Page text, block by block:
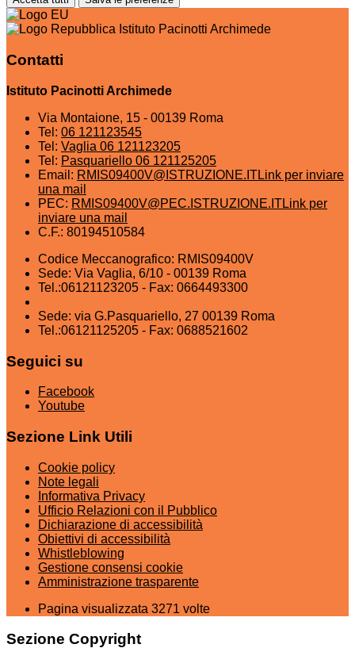
Istituto Pacinotti Archimede
Contatti
Istituto Pacinotti Archimede
Via Montaione, 15 - 00139 Roma
Tel: 06 121123545
Tel: Vaglia 06 121123205
Tel: Pasquariello 06 121125205
Email: RMIS09400V@ISTRUZIONE.ITLink per inviare
una mail
PEC: RMIS09400V@PEC.ISTRUZIONE.ITLink per
inviare una mail
C.F.: 80194510584
Codice Meccanografico: RMIS09400V
Sede: Via Vaglia, 6/10 - 00139 Roma
Tel.:06121123205 - Fax: 0664493300
Sede: via G.Pasquariello, 27 00139 Roma
Tel.:06121125205 - Fax: 0688521602
Seguici su
Facebook
Youtube
Sezione Link Utili
Cookie policy
Note legali
Informativa Privacy
Ufficio Relazioni con il Pubblico
Dichiarazione di accessibilità
Obiettivi di accessibilità
Whistleblowing
Gestione consensi cookie
Amministrazione trasparente
Pagina visualizzata 3271 volte
Sezione Copyright